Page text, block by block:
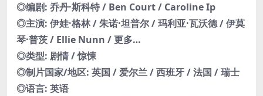
◎编剧: 乔丹·斯科特 / Ben Court / Caroline Ip
◎主演: 伊娃·格林 / 朱诺·坦普尔 / 玛利亚·瓦沃德 / 伊莫
琴·普茨 / Ellie Nunn / 更多…
◎类型: 剧情 / 惊悚
◎制片国家/地区: 英国 / 爱尔兰 / 西班牙 / 法国 / 瑞士
◎语言: 英语